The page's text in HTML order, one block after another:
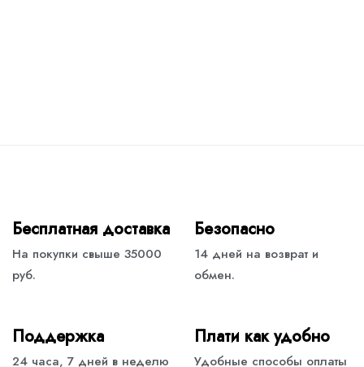
Бесплатная доставка
На покупки свыше 35000
руб.
Безопасно
14 дней на возврат и
обмен.
Поддержка
24 часа, 7 дней в неделю
Плати как удобно
Удобные способы оплаты